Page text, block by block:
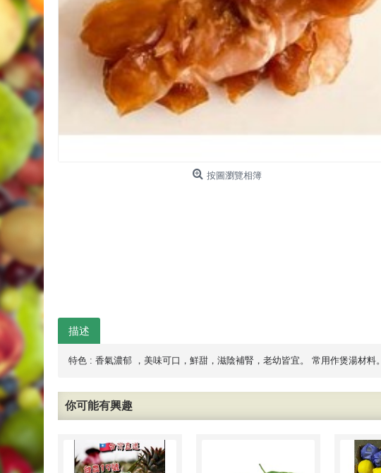
按圖瀏覽相簿
描述
特色 : 香氣濃郁 ，美味可口，鮮甜，滋陰補腎，老幼皆宜。 常用作煲湯材料。
你可能有興趣